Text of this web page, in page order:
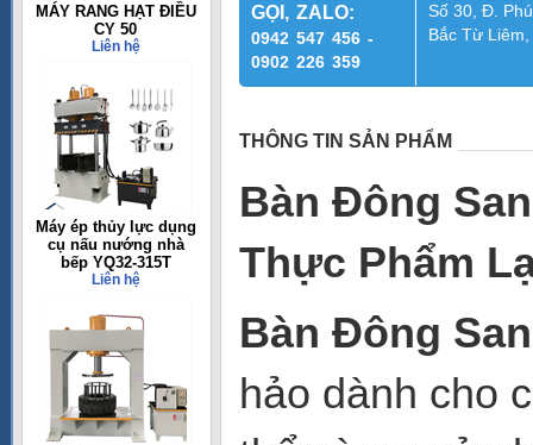
MÁY RANG HẠT ĐIỀU
CY 50
Liên hệ
Máy ép thủy lực dụng
cụ nấu nướng nhà
bếp YQ32-315T
Liên hệ
GỌI, ZALO:
0942 547 456 -
0902 226 359
Số 30, Đ.
Bắc Từ
THÔNG TIN SẢN PHẨM
Bàn Đông
Thực Phẩm
Bàn Đông
hảo dành cho